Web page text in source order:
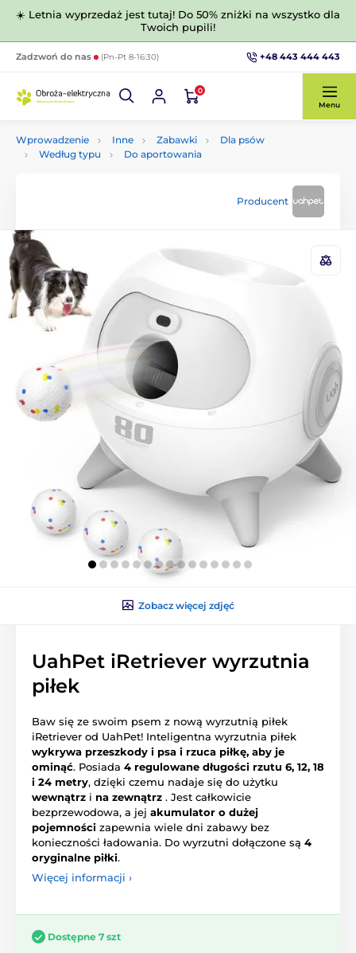
☀️ Letnia wyprzedaż jest tutaj! Do 50% zniżki na wszystko dla
Twoich pupili!
Zadzwoń do nas (Pn-Pt 8-16:30) +48 443 444 443
0
Menu
Wprowadzenie Inne Zabawki
Dla psów
Według typu
Do aportowania
Producent
Zobacz więcej zdjęć
UahPet iRetriever wyrzutnia
piłek
Baw się ze swoim psem z nową wyrzutnią piłek
iRetriever od UahPet! Inteligentna wyrzutnia piłek
wykrywa przeszkody i psa i rzuca piłkę, aby je
ominąć. Posiada 4 regulowane długości rzutu 6, 12, 18
i 24 metry, dzięki czemu nadaje się do użytku
wewnątrz i na zewnątrz . Jest całkowicie
bezprzewodowa, a jej akumulator o dużej
pojemności zapewnia wiele dni zabawy bez
konieczności ładowania. Do wyrzutni dołączone są 4
oryginalne piłki.
Więcej informacji ›
Dostępne 7 szt